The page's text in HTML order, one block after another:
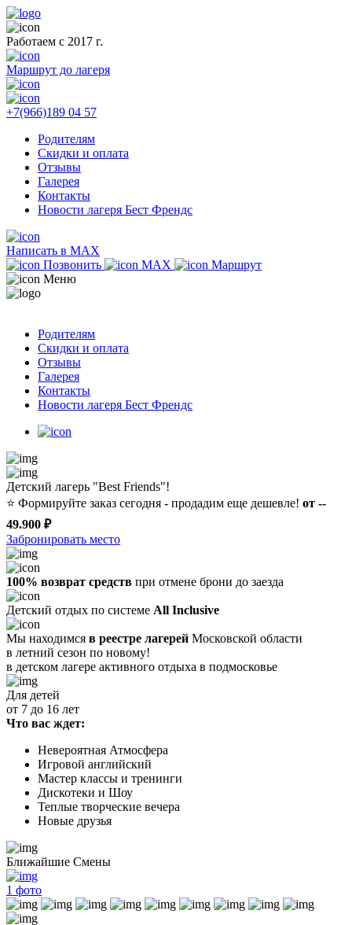
Работаем с 2017 г.
Маршрут до лагеря
+7(966)189 04 57
Родителям
Скидки и оплата
Отзывы
Галерея
Контакты
Новости лагеря Бест Френдс
Написать в MAX
Позвонить
MAX
Маршрут
Меню
Родителям
Скидки и оплата
Отзывы
Галерея
Контакты
Новости лагеря Бест Френдс
Детский лагерь "Best Friends"!
⭐️ Формируйте заказ сегодня - продадим еще дешевле! от --
49.900 ₽
Забронировать место
100% возврат средств при отмене брони до заезда
Детский отдых по системе All Inclusive
Мы находимся в реестре лагерей Московской области
в летний сезон по новому!
в детском лагере активного отдыха в подмосковье
Для детей
от 7 до 16 лет
Что вас ждет:
Невероятная Атмосфера
Игровой английский
Мастер классы и тренинги
Дискотеки и Шоу
Теплые творческие вечера
Новые друзья
Ближайшие Смены
1 фото